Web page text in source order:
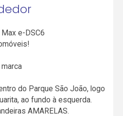
e-DSC6
do Parque São João, logo
ao fundo à esquerda.
AMARELAS.